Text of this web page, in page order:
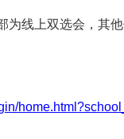
线上双选会，其他